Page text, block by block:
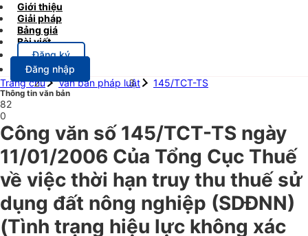
Giới thiệu
Giải pháp
Bảng giá
Bài viết
Đăng ký
Đăng nhập
Trang chủ
Văn bản pháp luật 145/TCT-TS
Thông tin văn bản
82
0
Công văn số 145/TCT-TS ngày
11/01/2006 Của Tổng Cục Thuế
về việc thời hạn truy thu thuế sử
dụng đất nông nghiệp (SDĐNN)
(Tình trạng hiệu lực không xác